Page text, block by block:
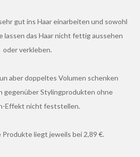
lassen das Haar nicht fettig aussehen
oder verkleben.
gegenüber Stylingprodukten ohne
Effekt nicht feststellen.
Produkte liegt jeweils bei 2,89 €.